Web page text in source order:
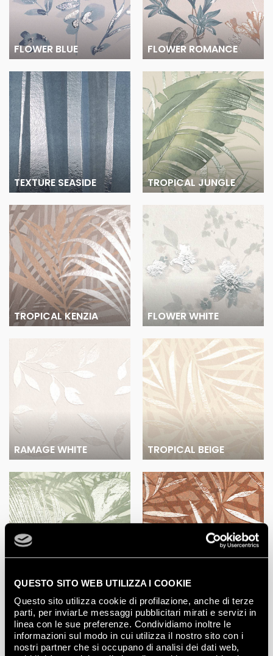
QUESTO SITO WEB UTILIZZA I COOKIE
Questo sito utilizza cookie di profilazione, anche di terze
parti, per inviarLe messaggi pubblicitari mirati e servizi in
linea con le sue preferenze. Condividiamo inoltre le
informazioni sul modo in cui utilizza il nostro sito con i
nostri partner che si occupano di analisi dei dati web,
FLOWER BLUE FLOWER ROMANCE
TEXTURE SEASIDE TROPICAL JUNGLE
TROPICAL KENZIA FLOWER WHITE
RAMAGE WHITE TROPICAL BEIGE
TROPICAL GREEN TROPICAL CORTEN
Media Gallery